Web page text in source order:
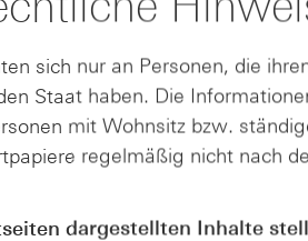
DAX®
sich nur an Personen, die
Staat haben. Die
mit Wohnsitz bzw.
regelmäßig nicht nach
dargestellten Inhalte